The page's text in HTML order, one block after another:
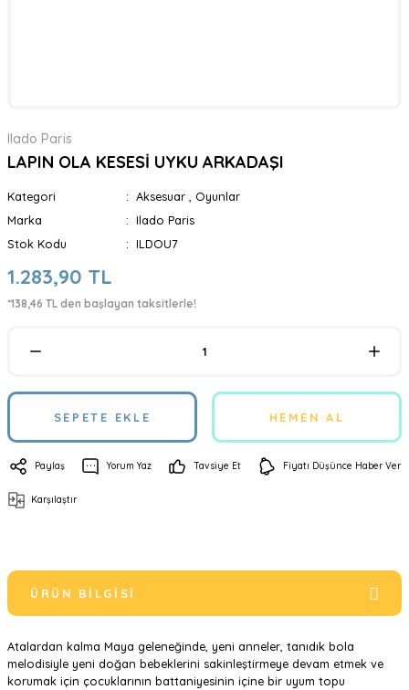
Ilado Paris
LAPIN OLA KESESİ UYKU ARKADAŞI
Kategori Aksesuar
Oyunlar
Marka
Ilado Paris
Stok Kodu
ILDOU7
1.283,90 TL
*138,46 TL den başlayan taksitlerle!
SEPETE EKLE HEMEN AL
Paylaş Yorum Yaz Tavsiye Et Fiyatı Düşünce Haber Ver
Karşılaştır
ÜRÜN BILGISI
Atalardan kalma Maya geleneğinde, yeni anneler, tanıdık bola
melodisiyle yeni doğan bebeklerini sakinleştirmeye devam etmek ve
korumak için çocuklarının battaniyesinin içine bir uyum topu